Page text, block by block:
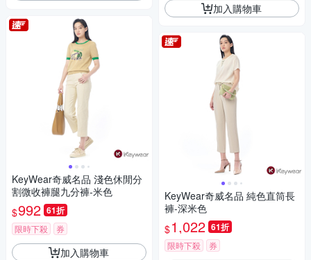
KeyWear奇威名品 淺色休閒分
割微收褲腿九分褲-米色
$992 61折
限時下殺 券
加入購物車
加入購物車
KeyWear奇威名品 純色直筒長
褲-深米色
$1,022 61折
限時下殺 券